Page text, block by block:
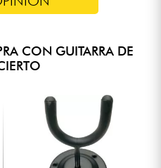
CON GUITARRA DE